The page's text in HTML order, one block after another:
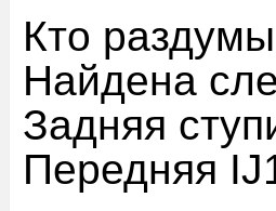
Кто
Найдена
Задняя
Передняя